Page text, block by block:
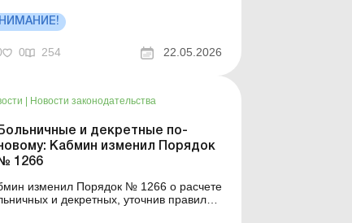
пенсии в 2026 году. Больше по
зарплаты для
взнос и максимальная база
0 254 22.05.2026
Новости законодательства
и декретные по-
Кабмин изменил Порядок
№ 1266
изменил Порядок № 1266 о расчете
и декретных, уточнив правила